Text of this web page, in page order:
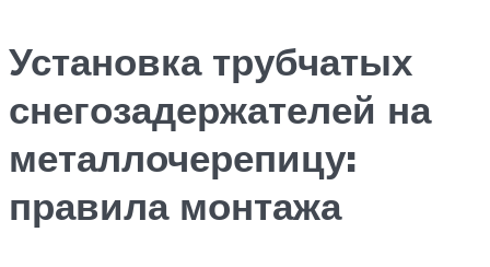
Установка трубчатых
снегозадержателей на
металлочерепицу:
правила монтажа